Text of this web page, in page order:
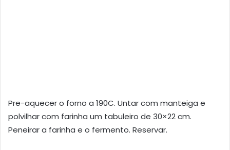
Pre-aquecer o forno a 190C. Untar com manteiga e
polvilhar com farinha um tabuleiro de 30×22 cm.
Peneirar a farinha e o fermento. Reservar.